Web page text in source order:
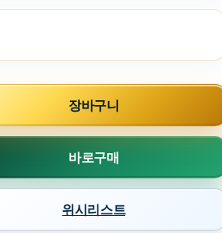
바로구매
장바구니
위시리스트